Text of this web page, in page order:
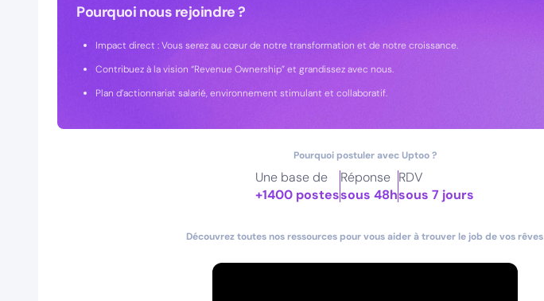
Pourquoi nous rejoindre ?
Impact direct : Vous serez au cœur de notre transformation et de notre croissance.
Contribuez à la vision “Revenue Ownership” et grandissez avec nous.
Plan d’actionnariat salarié, environnement stimulant et collaboratif.
Pourquoi postuler avec Uptoo ?
Une base de
+1400 postes
Réponse
sous 48h
RDV
sous 7 jours
Découvrez toutes nos ressources pour vous aider à trouver le job de vos rêves